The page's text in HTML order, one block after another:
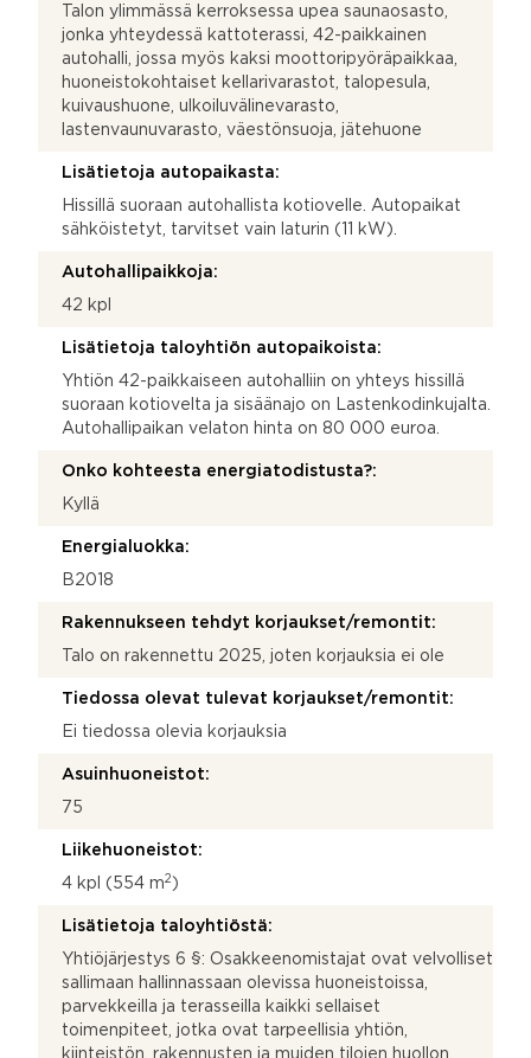
Talon ylimmässä kerroksessa upea saunaosasto,
jonka yhteydessä kattoterassi, 42-paikkainen
autohalli, jossa myös kaksi moottoripyöräpaikkaa,
huoneistokohtaiset kellarivarastot, talopesula,
kuivaushuone, ulkoiluvälinevarasto,
lastenvaunuvarasto, väestönsuoja, jätehuone
Lisätietoja autopaikasta:
Hissillä suoraan autohallista kotiovelle. Autopaikat
sähköistetyt, tarvitset vain laturin (11 kW).
Autohallipaikkoja:
42 kpl
Lisätietoja taloyhtiön autopaikoista:
Yhtiön 42-paikkaiseen autohalliin on yhteys hissillä
suoraan kotiovelta ja sisäänajo on Lastenkodinkujalta.
Autohallipaikan velaton hinta on 80 000 euroa.
Onko kohteesta energiatodistusta?:
Kyllä
Energialuokka:
B2018
Rakennukseen tehdyt korjaukset/remontit:
Talo on rakennettu 2025, joten korjauksia ei ole
Tiedossa olevat tulevat korjaukset/remontit:
Ei tiedossa olevia korjauksia
Asuinhuoneistot:
75
Liikehuoneistot:
4 kpl (554 m2 )
Lisätietoja taloyhtiöstä:
Yhtiöjärjestys 6 §: Osakkeenomistajat ovat velvolliset
sallimaan hallinnassaan olevissa huoneistoissa,
parvekkeilla ja terasseilla kaikki sellaiset
toimenpiteet, jotka ovat tarpeellisia yhtiön,
kiinteistön, rakennusten ja muiden tilojen huollon,